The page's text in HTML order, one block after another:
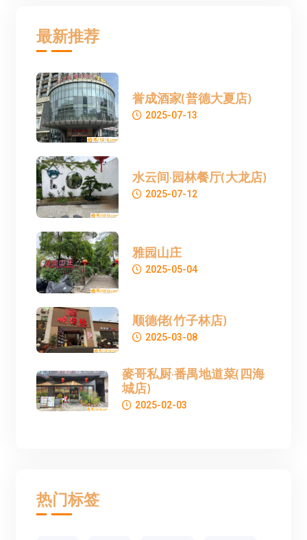
最新推荐
誉成酒家(普德大夏店)
2025-07-13
水云间·园林餐厅(大龙店)
2025-07-12
雅园山庄
2025-05-04
顺德佬(竹子林店)
2025-03-08
麥哥私厨·番禺地道菜(四海
城店)
2025-02-03
热门标签